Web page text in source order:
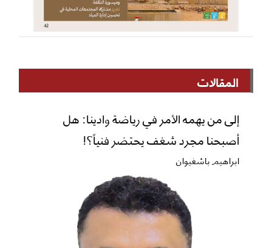
المقالات
إلى من يهمه الأمر في رياضة وادينا: هل
أصبحنا مجرد شغف يحتضر فنياً؟!
ابراهيم باشغيوان